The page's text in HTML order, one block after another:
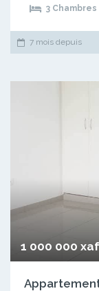
3 Chambres
7 mois depuis
1 000 000 xaf